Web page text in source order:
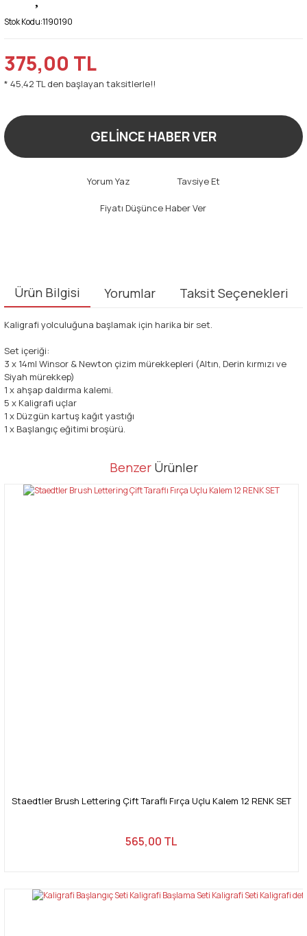
Stok Kodu:1190190
375,00 TL
* 45,42 TL den başlayan taksitlerle!!
GELİNCE HABER VER
Yorum Yaz Tavsiye Et
Fiyatı Düşünce Haber Ver
Ürün Bilgisi Yorumlar Taksit Seçenekleri
Kaligrafi yolculuğuna başlamak için harika bir set.
Set içeriği:
3 x 14ml Winsor & Newton çizim mürekkepleri (Altın, Derin kırmızı ve
Siyah mürekkep)
1 x ahşap daldırma kalemi.
5 x Kaligrafi uçlar
1 x Düzgün kartuş kağıt yastığı
1 x Başlangıç ​​eğitimi broşürü.
Bu ürüne ilk yorumu siz yapın!
Bu ürünün fiyat bilgisi, resim, ürün açıklamalarında ve diğer
tarafımıza iletebilirsiniz.
Benzer Ürünler
Staedtler Brush Lettering Çift Taraflı Fırça Uçlu Kalem 12 RENK SET
565,00 TL